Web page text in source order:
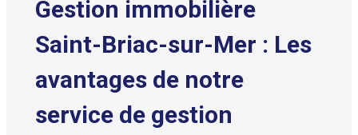
Gestion immobilière
Saint-Briac-sur-Mer : Les
avantages de notre
service de gestion